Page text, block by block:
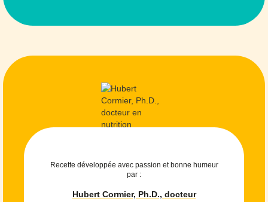
Recette développée avec passion et bonne humeur
par :
Hubert Cormier, Ph.D., docteur